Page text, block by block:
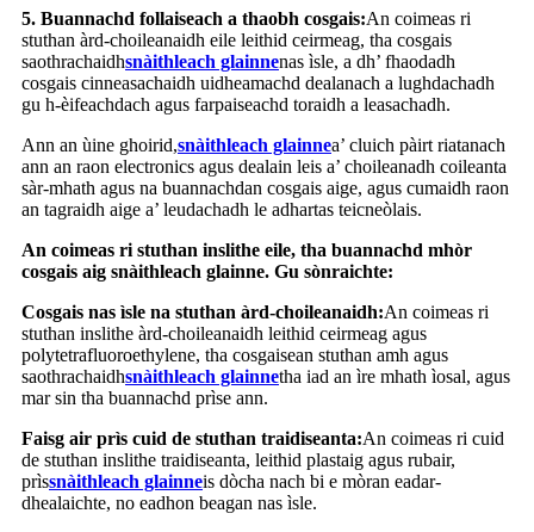
5. Buannachd follaiseach a thaobh cosgais:An coimeas ri
stuthan àrd-choileanaidh eile leithid ceirmeag, tha cosgais
saothrachaidhsnàithleach glainnenas ìsle, a dh’ fhaodadh
cosgais cinneasachaidh uidheamachd dealanach a lughdachadh
gu h-èifeachdach agus farpaiseachd toraidh a leasachadh.
Ann an ùine ghoirid,snàithleach glainnea’ cluich pàirt riatanach
ann an raon electronics agus dealain leis a’ choileanadh coileanta
sàr-mhath agus na buannachdan cosgais aige, agus cumaidh raon
an tagraidh aige a’ leudachadh le adhartas teicneòlais.
An coimeas ri stuthan inslithe eile, tha buannachd mhòr
cosgais aig snàithleach glainne. Gu sònraichte:
Cosgais nas ìsle na stuthan àrd-choileanaidh:An coimeas ri
stuthan inslithe àrd-choileanaidh leithid ceirmeag agus
polytetrafluoroethylene, tha cosgaisean stuthan amh agus
saothrachaidhsnàithleach glainnetha iad an ìre mhath ìosal, agus
mar sin tha buannachd prìse ann.
Faisg air prìs cuid de stuthan traidiseanta:An coimeas ri cuid
de stuthan inslithe traidiseanta, leithid plastaig agus rubair,
prìssnàithleach glainneis dòcha nach bi e mòran eadar-
dhealaichte, no eadhon beagan nas ìsle.